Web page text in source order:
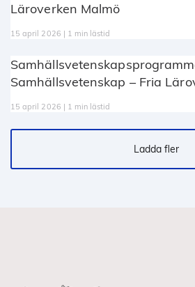
Läroverken Malmö
15 april 2026 | 1 min lästid
Samhällsvetenskap – Fria
15 april 2026 | 1 min lästid
Ladda fler